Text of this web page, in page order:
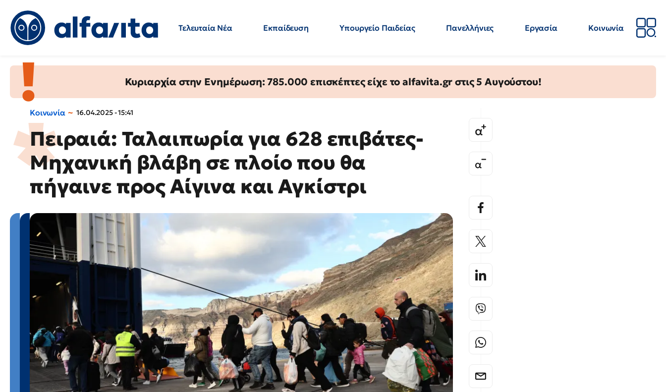
Τελευταία Νέα Εκπαίδευση Υπουργείο Παιδείας Πανελλήνιες Εργασία
Κοινωνία
Κυριαρχία στην Ενημέρωση: 785.000 επισκέπτες είχε το alfavita.gr στις 5 Αυγούστου!
Κοινωνία 16.04.2025 - 15:41
Πειραιά: Ταλαιπωρία για 628 επιβάτες-
Μηχανική βλάβη σε πλοίο που θα
πήγαινε προς Αίγινα και Αγκίστρι